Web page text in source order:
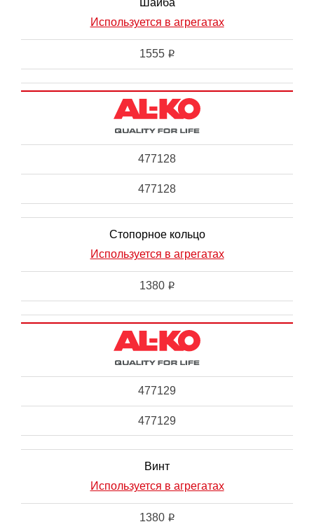
Шайба
Используется в агрегатах
1555 i
477128
477128
Стопорное кольцо
Используется в агрегатах
1380 i
477129
477129
Винт
Используется в агрегатах
1380 i